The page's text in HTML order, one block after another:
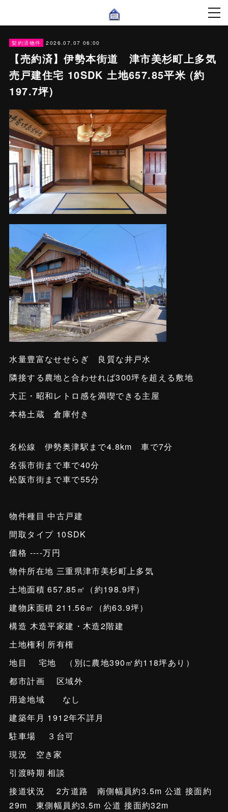
契約済物件 2026.07.07 06:00
【売約済】伊勢本街道 津市美杉町上多気
売戸建住宅 10SDK 土地657.85平米 (約
197.7坪)
水量豊富なせせらぎ 良質な井戸水
隣接する農地と合わせれば300坪を超える敷地
大正・昭和レトロ感を満喫できる主屋
本格土蔵 倉庫付き
名松線 伊勢奥津駅まで4.8km 車で7分
名張市街まで車で40分
松阪市街まで車で55分
物件種目 中古戸建
間取タイプ 10SDK
価格 ----万円
物件所在地 三重県津市美杉町上多気
土地面積 657.85㎡（約198.9坪）
建物床面積 211.56㎡（約63.9坪）
構造 木造平家建・木造2階建
土地権利 所有権
地目 宅地 （別に農地390㎡約118坪あり）
都市計画 区域外
用途地域 なし
建築年月 1912年不詳月
駐車場 ３台可
現況 空き家
引渡時期 相談
接道状況 2方道路 南側幅員約3.5m 公道 接面約
29m 東側幅員約3.5m 公道 接面約32m